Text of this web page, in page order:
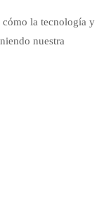
cómo la tecnología y
nuestra